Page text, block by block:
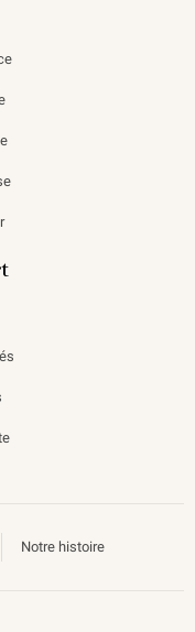
Notre histoire